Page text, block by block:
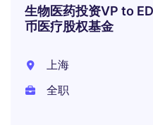
生物医药投资VP to
币医疗股权基金
上海
全职